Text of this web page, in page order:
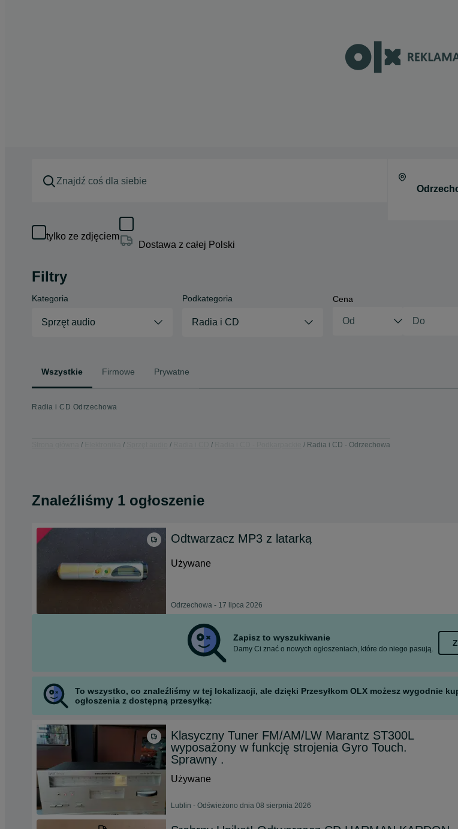
tylko ze zdjęciem
Dostawa z całej Polski
Filtry
Kategoria
Sprzęt audio
Podkategoria
Radia i CD
Cena
Wszystkie Firmowe Prywatne
Radia i CD Odrzechowa
Radia i CD - Odrzechowa
Znaleźliśmy 1 ogłoszenie
Odtwarzacz MP3 z latarką
Używane
Odrzechowa - 17 lipca 2026
Zapisz to wyszukiwanie
Damy Ci znać o nowych ogłoszeniach, które do niego pasują.
To wszystko, co znaleźliśmy w tej lokalizacji, ale dzięki Przesyłkom OLX możesz wygodnie
ogłoszenia z dostępną przesyłką:
Klasyczny Tuner FM/AM/LW Marantz ST300L
wyposażony w funkcję strojenia Gyro Touch.
Sprawny .
Używane
Lublin - Odświeżono dnia 08 sierpnia 2026